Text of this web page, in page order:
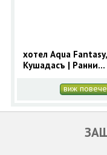
хотел Aqua Fantasy,
Кушадасъ | Ранни
Кушадасъ с 9
виж